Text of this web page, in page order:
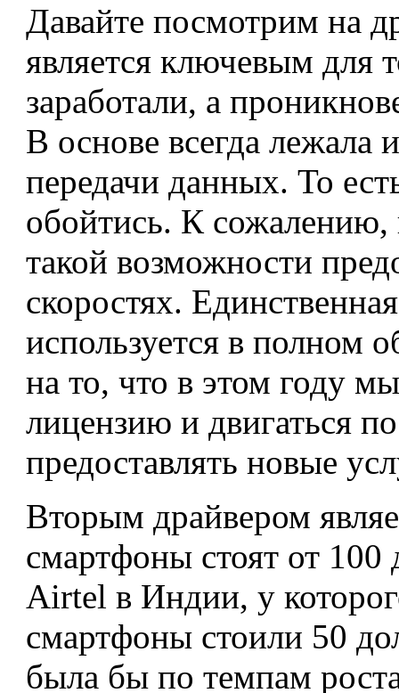
Давайте посмотрим на
является ключевым для
заработали, а
В основе всегда лежала
передачи данных. То
обойтись. К сожалению,
такой возможности
скоростях.
используется в полном
на то, что в этом году
лицензию и двигаться
предоставлять новые
Вторым драйвером
смартфоны стоят от 100
Airtel в Индии, у
смартфоны стоили 50
была бы по темпам